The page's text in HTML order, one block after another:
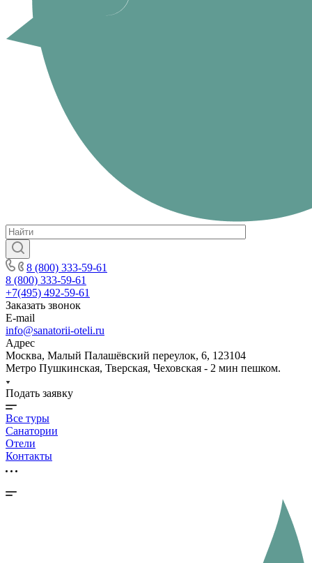
8 (800) 333-59-61
8 (800) 333-59-61
+7(495) 492-59-61
Заказать звонок
E-mail
info@sanatorii-oteli.ru
Адрес
Москва, Малый Палашёвский переулок, 6, 123104
Метро Пушкинская, Тверская, Чеховская - 2 мин пешком.
Подать заявку
Все туры
Санатории
Отели
Контакты